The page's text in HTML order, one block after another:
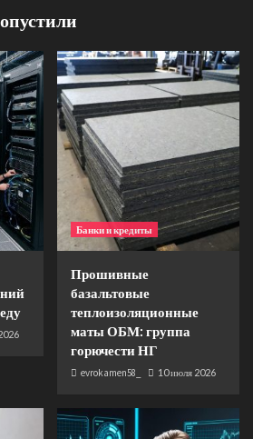
Банки и кредиты
Прошивные
базальтовые
теплоизоляционные
маты ОБМ: группа
горючести НГ
evrokamen58_ 10 июля 2026